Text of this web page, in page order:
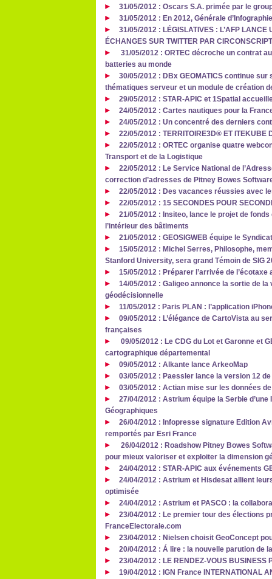
31/05/2012 : Oscars S.A. primée par le
31/05/2012 : En 2012, Générale
31/05/2012 : LÉGISLATIVES : L’AFP
ÉCHANGES SUR TWITTER PAR
31/05/2012 : ORTEC décroche un contrat
batteries au monde
30/05/2012 : DBx GEOMATICS continue
thématiques serveur et un module de création
29/05/2012 : STAR-APIC et 1Spatial
24/05/2012 : Cartes nautiques pour la
24/05/2012 : Un concentré des derniers
22/05/2012 : TERRITOIRE3D® ET ITEKUBE
22/05/2012 : ORTEC organise quatre
Transport et de la Logistique
22/05/2012 : Le Service National de
correction d’adresses de Pitney Bowes
22/05/2012 : Des vacances réussies avec
22/05/2012 : 15 SECONDES POUR
21/05/2012 : Insiteo, lance le projet de
l’intérieur des bâtiments
21/05/2012 : GEOSIGWEB équipe le
15/05/2012 : Michel Serres, Philosophe,
Stanford University, sera grand Témoin de SIG
15/05/2012 : Préparer l’arrivée de
14/05/2012 : Galigeo annonce la sortie de
géodécisionnelle
11/05/2012 : Paris PLAN : l’application
09/05/2012 : L’élégance de CartoVista au
françaises
09/05/2012 : Le CDG du Lot et Garonne et
cartographique départemental
09/05/2012 : Alkante lance ArkeoMap
03/05/2012 : Paessler lance la version 12
03/05/2012 : Actian mise sur les données
27/04/2012 : Astrium équipe la Serbie
Géographiques
26/04/2012 : Infopresse signature Edition
remportés par Esri France
26/04/2012 : Roadshow Pitney Bowes
pour mieux valoriser et exploiter la dimension
24/04/2012 : STAR-APIC aux événements
24/04/2012 : Astrium et Hisdesat allient
optimisée
24/04/2012 : Astrium et PASCO : la
23/04/2012 : Le premier tour des élections
FranceElectorale.com
23/04/2012 : Nielsen choisit GeoConcept
20/04/2012 : Á lire : la nouvelle parution de
23/04/2012 : LE RENDEZ‐VOUS BUSINESS
19/04/2012 : IGN France INTERNATIONAL